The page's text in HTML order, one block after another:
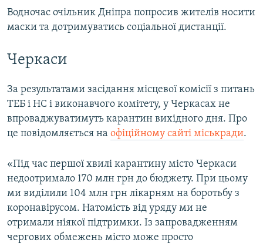
Водночас очільник Дніпра попросив жителів носити
маски та дотримуватись соціальної дистанції.
Черкаси
За результатами засідання місцевої комісії з питань
ТЕБ і НС і виконавчого комітету, у Черкасах не
впроваджуватимуть карантин вихідного дня. Про
це повідомляється на офіційному сайті міськради.
«Під час першої хвилі карантину місто Черкаси
недоотримало 170 млн грн до бюджету. При цьому
ми виділили 104 млн грн лікарням на боротьбу з
коронавірусом. Натомість від уряду ми не
отримали ніякої підтримки. Із запровадженням
чергових обмежень місто може просто